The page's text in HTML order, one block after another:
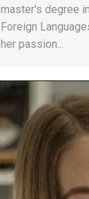
master's degree
Foreign
her passion...